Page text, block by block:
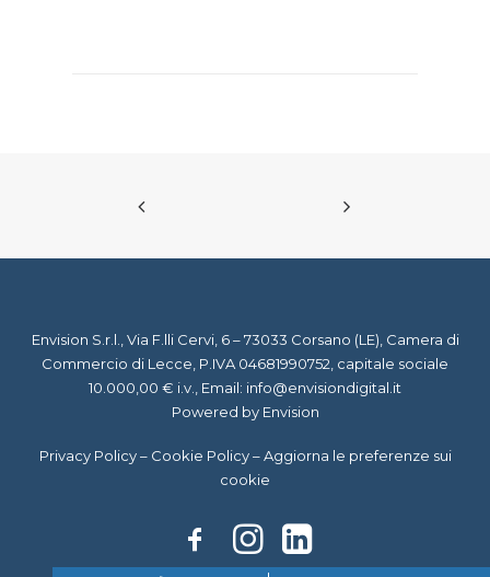
Envision S.r.l., Via F.lli Cervi, 6 – 73033 Corsano (LE), Camera di
Commercio di Lecce, P.IVA 04681990752, capitale sociale
10.000,00 € i.v., Email: info@envisiondigital.it
Powered by Envision
Privacy Policy– Cookie Policy–Aggiorna le preferenze sui
cookie